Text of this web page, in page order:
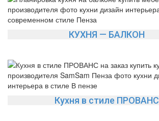
КУХНЯ — БАЛКОН
Кухня в стиле ПРОВАНС